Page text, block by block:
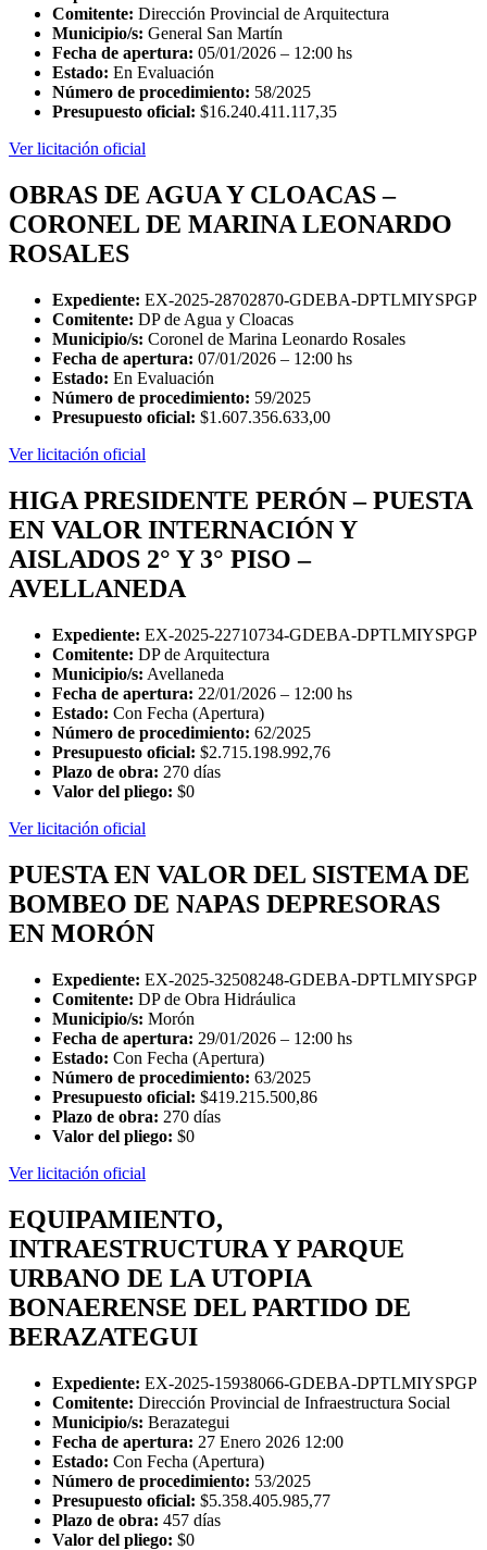
Comitente: Dirección Provincial de Arquitectura
Municipio/s: General San Martín
Fecha de apertura: 05/01/2026 – 12:00 hs
Estado: En Evaluación
Número de procedimiento: 58/2025
Presupuesto oficial: $16.240.411.117,35
Ver licitación oficial
OBRAS DE AGUA Y CLOACAS –
CORONEL DE MARINA LEONARDO
ROSALES
Expediente: EX-2025-28702870-GDEBA-DPTLMIYSPGP
Comitente: DP de Agua y Cloacas
Municipio/s: Coronel de Marina Leonardo Rosales
Fecha de apertura: 07/01/2026 – 12:00 hs
Estado: En Evaluación
Número de procedimiento: 59/2025
Presupuesto oficial: $1.607.356.633,00
Ver licitación oficial
HIGA PRESIDENTE PERÓN – PUESTA
EN VALOR INTERNACIÓN Y
AISLADOS 2° Y 3° PISO –
AVELLANEDA
Expediente: EX-2025-22710734-GDEBA-DPTLMIYSPGP
Comitente: DP de Arquitectura
Municipio/s: Avellaneda
Fecha de apertura: 22/01/2026 – 12:00 hs
Estado: Con Fecha (Apertura)
Número de procedimiento: 62/2025
Presupuesto oficial: $2.715.198.992,76
Plazo de obra: 270 días
Valor del pliego: $0
Ver licitación oficial
PUESTA EN VALOR DEL SISTEMA DE
BOMBEO DE NAPAS DEPRESORAS
EN MORÓN
Expediente: EX-2025-32508248-GDEBA-DPTLMIYSPGP
Comitente: DP de Obra Hidráulica
Municipio/s: Morón
Fecha de apertura: 29/01/2026 – 12:00 hs
Estado: Con Fecha (Apertura)
Número de procedimiento: 63/2025
Presupuesto oficial: $419.215.500,86
Plazo de obra: 270 días
Valor del pliego: $0
Ver licitación oficial
EQUIPAMIENTO,
INTRAESTRUCTURA Y PARQUE
URBANO DE LA UTOPIA
BONAERENSE DEL PARTIDO DE
BERAZATEGUI
Expediente: EX-2025-15938066-GDEBA-DPTLMIYSPGP
Comitente: Dirección Provincial de Infraestructura Social
Municipio/s: Berazategui
Fecha de apertura: 27 Enero 2026 12:00
Estado: Con Fecha (Apertura)
Número de procedimiento: 53/2025
Presupuesto oficial: $5.358.405.985,77
Plazo de obra: 457 días
Valor del pliego: $0